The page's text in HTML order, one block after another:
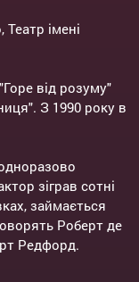
імені
від розуму"
З 1990 року в
зіграв сотні
займається
Роберт де
Редфорд.